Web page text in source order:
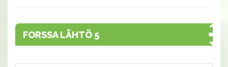
FORSSA LÄHTÖ 5